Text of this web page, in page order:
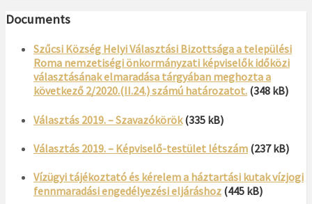
Documents
Szűcsi Község Helyi Választási Bizottsága a települési
Roma nemzetiségi önkormányzati képviselők időközi
választásának elmaradása tárgyában meghozta a
következő 2/2020.(II.24.) számú határozatot. (348 kB)
Választás 2019. – Szavazókörök (335 kB)
Választás 2019. – Képviselő-testület létszám (237 kB)
Vízügyi tájékoztató és kérelem a háztartási kutak vízjogi
fennmaradási engedélyezési eljáráshoz (445 kB)